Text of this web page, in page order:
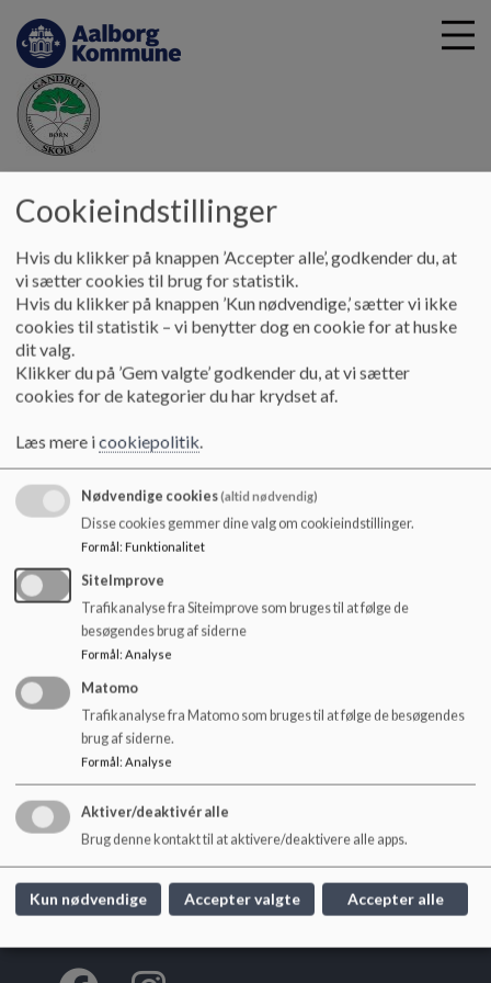
G
h
Information Skolebus / Telebus
Skolebus/telebus
I løbet af sommerferien er der skiftet til Terndrup taxa og
turistbusser.
Skal dit barn med skolebussen / telebussen skal i ringe ind og
Telefonen er åben for tidsbestilling alle skoledage mellem kl.
6.15-8.40 og 13.50-16.00.
Rute 43 = 41 47 82 57
= 41 47 82 43
Gandrup Skole
Bredgade 5, 9362 Gandrup
gandrupskole@aalborg.dk
99 82 46 60
EAN NR. 5798003747439
Tilgængelighedserklæring
Sitemap
Cookieindstillinger
Hvis du klikker på knappen ’Accepter alle’, godkender du, at
vi sætter cookies til brug for statistik.
Hvis du klikker på knappen ’Kun nødvendige,’ sætter vi ikke
cookies til statistik – vi benytter dog en cookie for at huske
dit valg.
Klikker du på ’Gem valgte’ godkender du, at vi sætter
cookies for de kategorier du har krydset af.
Læs mere icookiepolitik.
Nødvendige cookies(altid nødvendig)
Disse cookies gemmer dine valg om cookieindstillinger.
Formål: Funktionalitet
SiteImprove
Trafikanalyse fra Siteimprove som bruges til at følge de
besøgendes brug af siderne
Formål: Analyse
Matomo
Trafikanalyse fra Matomo som bruges til at følge de besøgendes
brug af siderne.
Formål: Analyse
Aktiver/deaktivér alle
Brug denne kontakt til at aktivere/deaktivere alle apps.
Kun nødvendige Accepter valgte Accepter alle